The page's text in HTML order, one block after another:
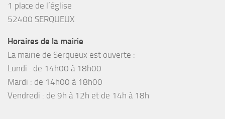
1 place de l’église
52400 SERQUEUX
Horaires de la mairie
La mairie de Serqueux est ouverte :
Lundi : de 14h00 à 18h00
Mardi : de 14h00 à 18h00
Vendredi : de 9h à 12h et de 14h à 18h